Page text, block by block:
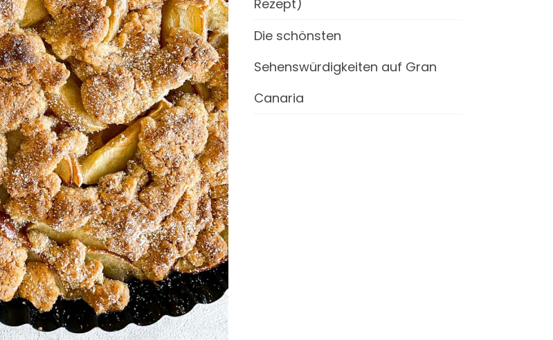
Rezept)
Die schönsten
Sehenswürdigkeiten auf Gran
Canaria